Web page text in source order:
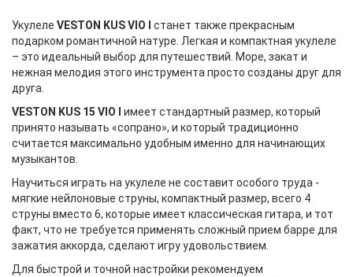
Укулеле VESTON KUS VIO I станет также прекрасным
подарком романтичной натуре. Легкая и компактная укулеле
– это идеальный выбор для путешествий. Море, закат и
нежная мелодия этого инструмента просто созданы друг для
друга.
VESTON KUS 15 VIO I имеет стандартный размер, который
принято называть «сопрано», и который традиционно
считается максимально удобным именно для начинающих
музыкантов.
Научиться играть на укулеле не составит особого труда -
мягкие нейлоновые струны, компактный размер, всего 4
струны вместо 6, которые имеет классическая гитара, и тот
факт, что не требуется применять сложный прием барре для
зажатия аккорда, сделают игру удовольствием.
Для быстрой и точной настройки рекомендуем